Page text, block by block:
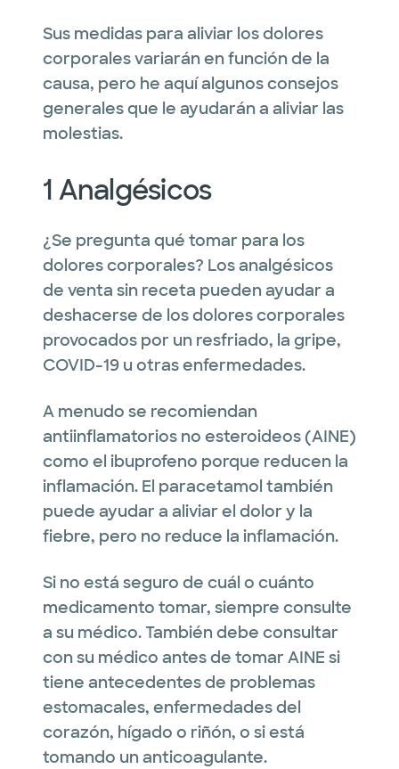
Sus medidas para aliviar los dolores
corporales variarán en función de la
causa, pero he aquí algunos consejos
generales que le ayudarán a aliviar las
molestias.
1 Analgésicos
¿Se pregunta qué tomar para los
dolores corporales? Los analgésicos
de venta sin receta pueden ayudar a
deshacerse de los dolores corporales
provocados por un resfriado, la gripe,
COVID-19 u otras enfermedades.
A menudo se recomiendan
antiinflamatorios no esteroideos (AINE)
como el ibuprofeno porque reducen la
inflamación. El paracetamol también
puede ayudar a aliviar el dolor y la
fiebre, pero no reduce la inflamación.
Si no está seguro de cuál o cuánto
medicamento tomar, siempre consulte
a su médico. También debe consultar
con su médico antes de tomar AINE si
tiene antecedentes de problemas
estomacales, enfermedades del
corazón, hígado o riñón, o si está
tomando un anticoagulante.